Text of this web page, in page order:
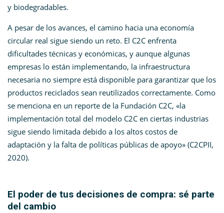
y biodegradables.
A pesar de los avances, el camino hacia una economía
circular real sigue siendo un reto. El C2C enfrenta
dificultades técnicas y económicas, y aunque algunas
empresas lo están implementando, la infraestructura
necesaria no siempre está disponible para garantizar que los
productos reciclados sean reutilizados correctamente. Como
se menciona en un reporte de la Fundación C2C, «la
implementación total del modelo C2C en ciertas industrias
sigue siendo limitada debido a los altos costos de
adaptación y la falta de políticas públicas de apoyo» (C2CPII,
2020)​.
El poder de tus decisiones de compra: sé parte
del cambio